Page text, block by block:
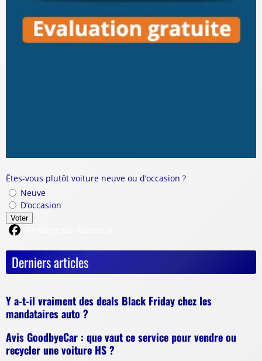
Êtes-vous plutôt voiture neuve ou d’occasion ?
Neuve
D’occasion
Voter
Derniers articles
Y a-t-il vraiment des deals Black Friday chez les
mandataires auto ?
Avis GoodbyeCar : que vaut ce service pour vendre ou
recycler une voiture HS ?